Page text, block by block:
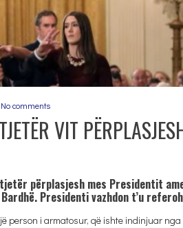
No comments
VIT
përplasjesh mes Presidentit
Presidenti vazhdon t’u
person i armatosur, që ishte indinjuar